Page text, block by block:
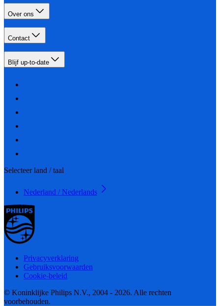
Over ons
Contact
Blijf up-to-date
Selecteer land / taal
Nederland / Nederlands
Privacyverklaring
Gebruiksvoorwaarden
Cookie-beleid
© Koninklijke Philips N.V., 2004 - 2026. Alle rechten
voorbehouden.